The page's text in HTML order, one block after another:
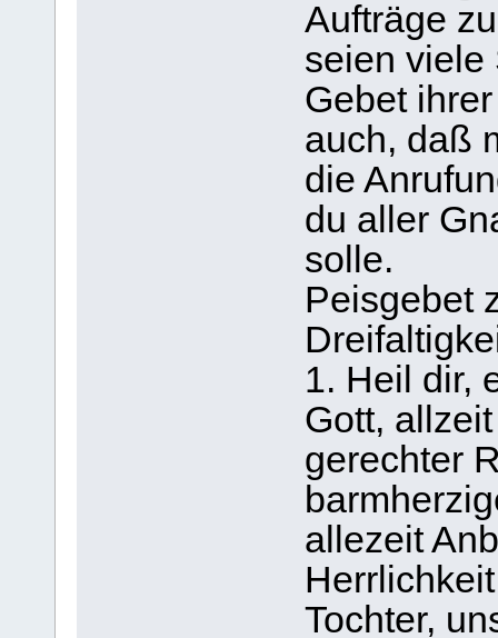
Aufträge
seien viele
Gebet
auch, daß
die
du aller
solle.
Peisgebet
1. Heil dir,
Gott,
gerechter
allezeit
Tochter,